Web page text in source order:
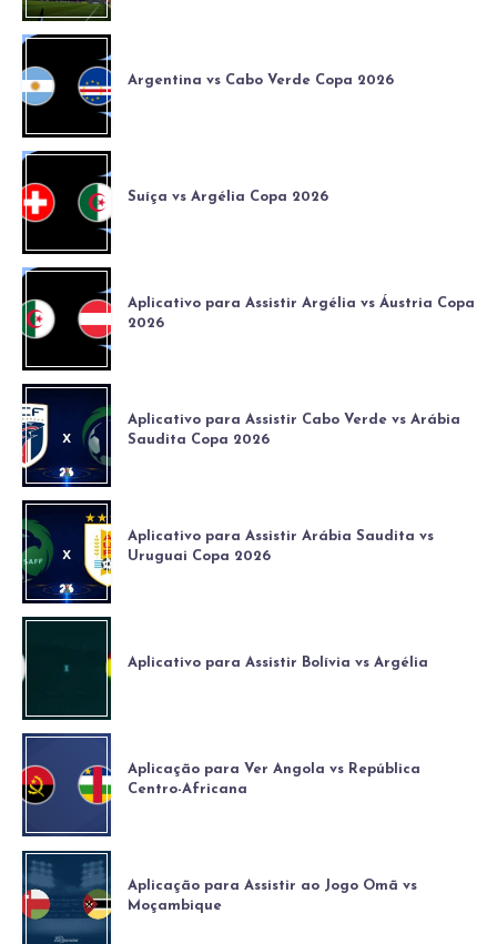
Argentina vs Cabo Verde Copa 2026
Suíça vs Argélia Copa 2026
Aplicativo para Assistir Argélia vs Áustria Copa
2026
Aplicativo para Assistir Cabo Verde vs Arábia
Saudita Copa 2026
Aplicativo para Assistir Arábia Saudita vs
Uruguai Copa 2026
Aplicativo para Assistir Bolívia vs Argélia
Aplicação para Ver Angola vs República
Centro-Africana
Aplicação para Assistir ao Jogo Omã vs
Moçambique